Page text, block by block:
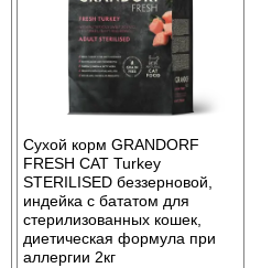
Сухой корм GRANDORF
FRESH CAT Turkey
STERILISED беззерновой,
индейка с бататом для
стерилизованных кошек,
диетическая формула при
аллергии 2кг